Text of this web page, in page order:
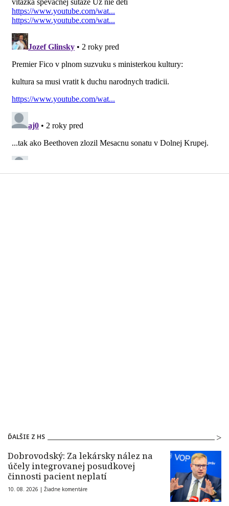
ĎALŠIE Z HS
Dobrovodský: Za lekársky nález na
účely integrovanej posudkovej
činnosti pacient neplatí
10. 08. 2026 | Žiadne komentáre